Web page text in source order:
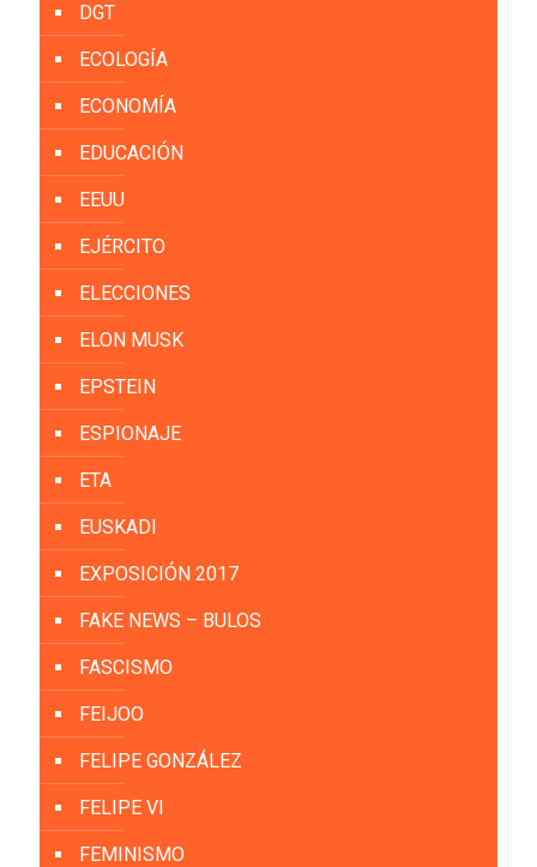
DGT
ECOLOGÍA
ECONOMÍA
EDUCACIÓN
EEUU
EJÉRCITO
ELECCIONES
ELON MUSK
EPSTEIN
ESPIONAJE
ETA
EUSKADI
EXPOSICIÓN 2017
FAKE NEWS – BULOS
FASCISMO
FEIJOO
FELIPE GONZÁLEZ
FELIPE VI
FEMINISMO